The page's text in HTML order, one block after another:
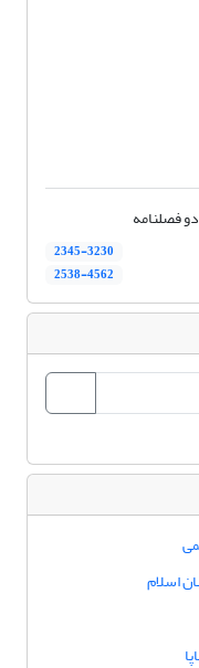
دو فصلنامه
2345-3230
2538-4562